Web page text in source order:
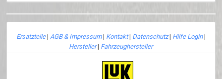
Ersatzteile| AGB & Impressum| Kontakt| Datenschutz| Hilfe Login|
Hersteller| Fahrzeughersteller